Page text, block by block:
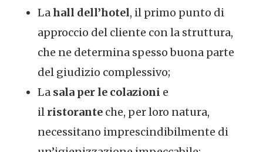
Lahall dell’hotel, il primo punto di
approccio del cliente con la struttura,
che ne determina spesso buona parte
del giudizio complessivo;
La sala per le colazioni e
il ristorante che, per loro natura,
necessitano imprescindibilmente di